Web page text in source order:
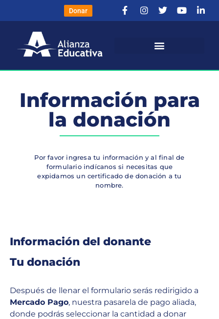
Donar
Información para
la donación
Por favor ingresa tu información y al final de
formulario indícanos si necesitas que
expidamos un certificado de donación a tu
nombre.
Información del donante
Tu donación
Después de llenar el formulario serás redirigido a
Mercado Pago, nuestra pasarela de pago aliada,
donde podrás seleccionar la cantidad a donar